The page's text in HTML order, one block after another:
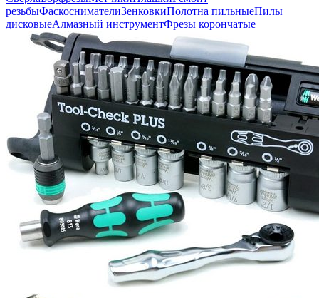
резьбыФаскоснимателиЗенковкиПолотна пильныеПилы
дисковыеАлмазный инструментФрезы корончатые